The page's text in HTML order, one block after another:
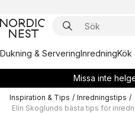
Dukning & ServeringInredningKök
Missa inte
Inspiration & Tips / Inredningstips /
Elin Skoglunds bästa tips för